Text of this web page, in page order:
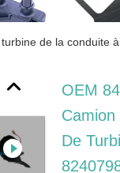
de la conduite
OEM
De